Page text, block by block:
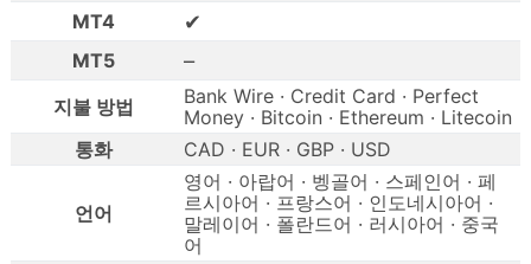
MT4
✔
MT5 –
지불 방법
Bank Wire · Credit Card · Perfect
Money · Bitcoin · Ethereum · Litecoin
통화
CAD · EUR · GBP · USD
언어
영어 · 아랍어 · 벵골어 · 스페인어 · 페
르시아어 · 프랑스어 · 인도네시아어 ·
말레이어 · 폴란드어 · 러시아어 · 중국
어